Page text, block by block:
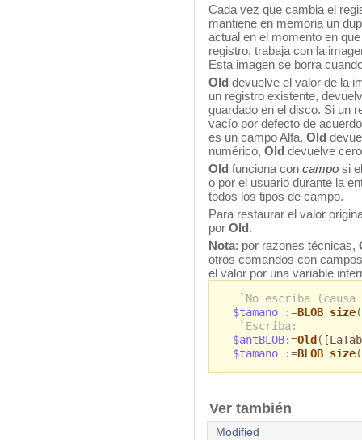
Cada vez que cambia el
mantiene en memoria un
actual en el momento en
registro, trabaja con la
Esta imagen se borra
Old devuelve el valor de la
un registro existente,
guardado en el disco. Si un
vacío por defecto de
es un campo Alfa, Old
numérico, Old devuelve
Old funciona con campo si
o por el usuario durante la
todos los tipos de campo.
Para restaurar el valor
por Old .
Nota: por razones técnicas,
otros comandos con
el valor por una variable
`No escriba
$tamano
:=BLOB size(
`Escriba:
$antBLOB:=Old (
$tamano
:=BLOB size(
Ver también
Modified